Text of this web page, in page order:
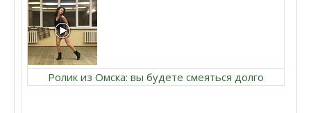
Ролик из Омска: вы будете смеяться долго